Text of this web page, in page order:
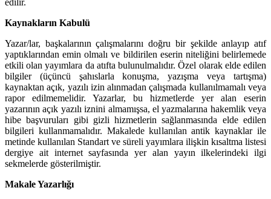
edilir.
Kaynakların Kabulü
Yazar/lar, başkalarının çalışmalarını doğru bir şekilde anlayıp atıf
yaptıklarından emin olmalı ve bildirilen eserin niteliğini belirlemede
etkili olan yayımlara da atıfta bulunulmalıdır. Özel olarak elde edilen
bilgiler (üçüncü şahıslarla konuşma, yazışma veya tartışma)
kaynaktan açık, yazılı izin alınmadan çalışmada kullanılmamalı veya
rapor edilmemelidir. Yazarlar, bu hizmetlerde yer alan eserin
yazarının açık yazılı iznini almamışsa, el yazmalarına hakemlik veya
hibe başvuruları gibi gizli hizmetlerin sağlanmasında elde edilen
bilgileri kullanmamalıdır. Makalede kullanılan antik kaynaklar ile
metinde kullanılan Standart ve süreli yayımlara ilişkin kısaltma listesi
dergiye ait internet sayfasında yer alan yayın ilkelerindeki ilgi
sekmelerde gösterilmiştir.
Makale Yazarlığı